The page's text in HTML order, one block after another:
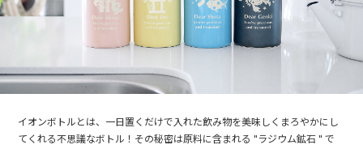
イオンボトルとは、一日置くだけで入れた飲み物を美味しくまろやかにし
てくれる不思議なボトル！その秘密は原料に含まれる "ラジウム鉱石 " で